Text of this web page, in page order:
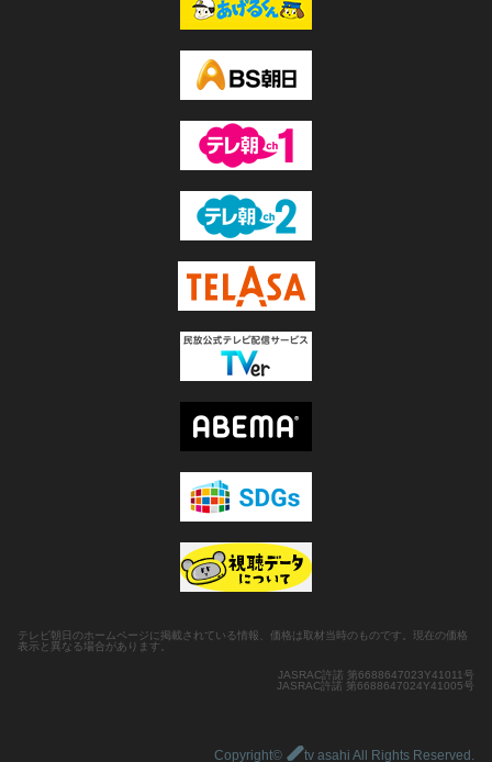
テレビ朝日のホームページに掲載されている情報、価格は取材当時のものです。現在の価格
表示と異なる場合があります。
JASRAC許諾 第6688647023Y41011号
JASRAC許諾 第6688647024Y41005号
Copyright© tv asahi All Rights Reserved.